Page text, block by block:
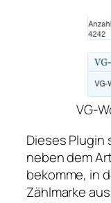
VG-
Dieses Plugin
neben dem
bekomme, in
Zählmarke